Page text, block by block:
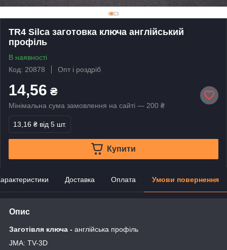
TR4 Silca заготовка ключа англійський
профіль
В наявності
Код: 20878
Опт і роздріб
14,56 ₴
Мінімальна сума замовлення на сайті — 200 ₴
13,16 ₴ від 5 шт.
Купити
Доставка Оплата Умови повернення
Опис
Заготівля ключа - англійська профіль
JMA: TV-3D